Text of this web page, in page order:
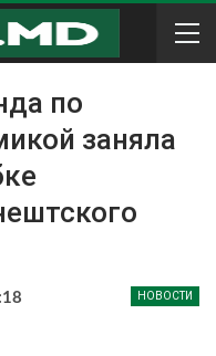
по
заняла
НОВОСТИ